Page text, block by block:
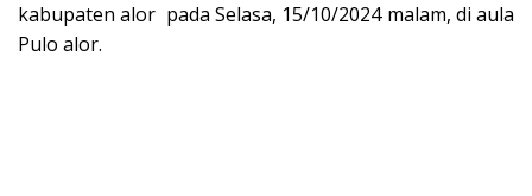
kabupaten alor pada Selasa, 15/10/2024 malam, di aula
Pulo alor.